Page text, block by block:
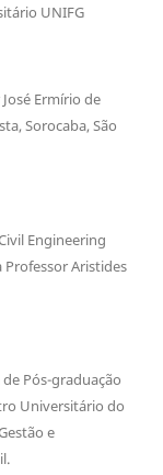
UNIFG
Ermírio de
Sorocaba, São
Engineering
Professor Aristides
Pós-graduação
Universitário do
e